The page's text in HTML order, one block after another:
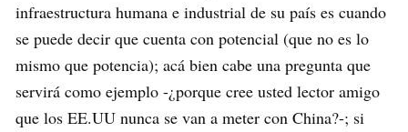
infraestructura humana e industrial de su país es cuando
se puede decir que cuenta con potencial (que no es lo
mismo que potencia); acá bien cabe una pregunta que
servirá como ejemplo -¿porque cree usted lector amigo
que los EE.UU nunca se van a meter con China?-; si